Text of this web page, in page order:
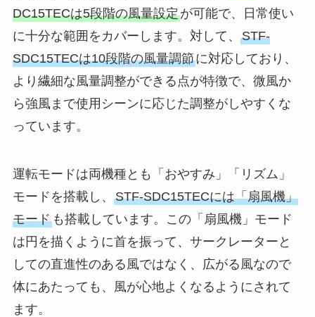
DC15TECは5段階の風量設定が可能で、日常使い
に十分な範囲をカバーします。対して、 STF-
SDC15TECは10段階の風量調節に対応しており、
より繊細な風量調整ができる点が特徴で、微風か
ら強風まで使用シーンに応じた調整がしやすくな
っています。
運転モードは両機種とも「おやすみ」「リズム」
モードを搭載し、 STF-SDC15TECには「扇風機」
モードも搭載しています。この「扇風機」モード
は円を描くように首を振って、サークレーターと
しての直進性のある風ではなく、広がる風なので
体にあたっても、風が心地よくなるようにされて
ます。